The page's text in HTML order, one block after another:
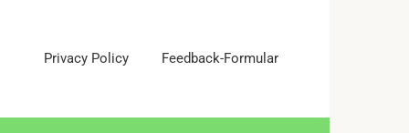
Privacy Policy Feedback-Formular